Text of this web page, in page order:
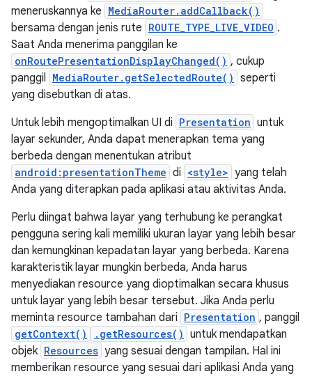
meneruskannya ke MediaRouter.addCallback()
bersama dengan jenis rute ROUTE_TYPE_LIVE_VIDEO .
Saat Anda menerima panggilan ke
onRoutePresentationDisplayChanged() , cukup
panggil MediaRouter.getSelectedRoute() seperti
yang disebutkan di atas.
Untuk lebih mengoptimalkan UI di Presentation untuk
layar sekunder, Anda dapat menerapkan tema yang
berbeda dengan menentukan atribut
android:presentationTheme di <style> yang telah
Anda yang diterapkan pada aplikasi atau aktivitas Anda.
Perlu diingat bahwa layar yang terhubung ke perangkat
pengguna sering kali memiliki ukuran layar yang lebih besar
dan kemungkinan kepadatan layar yang berbeda. Karena
karakteristik layar mungkin berbeda, Anda harus
menyediakan resource yang dioptimalkan secara khusus
untuk layar yang lebih besar tersebut. Jika Anda perlu
meminta resource tambahan dari Presentation , panggil
getContext() .getResources() untuk mendapatkan
objek Resources yang sesuai dengan tampilan. Hal ini
memberikan resource yang sesuai dari aplikasi Anda yang